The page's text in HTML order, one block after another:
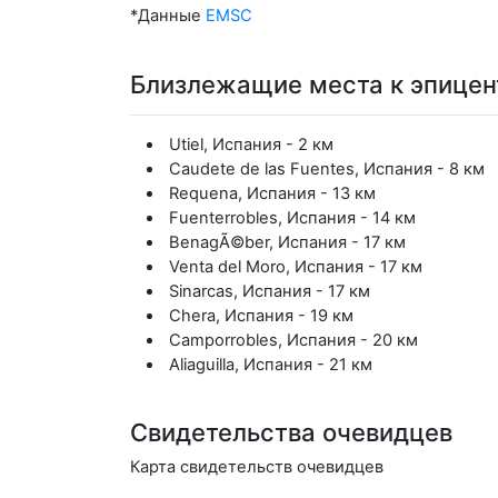
*Данные EMSC
Близлежащие места к
Utiel, Испания - 2 км
Caudete de las Fuentes, Испания - 8 км
Requena, Испания - 13 км
Fuenterrobles, Испания - 14 км
BenagÃ©ber, Испания - 17 км
Venta del Moro, Испания - 17 км
Sinarcas, Испания - 17 км
Chera, Испания - 19 км
Camporrobles, Испания - 20 км
Aliaguilla, Испания - 21 км
Свидетельства очевидцев
Карта свидетельств очевидцев